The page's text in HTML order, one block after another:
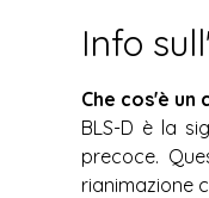
Info
Che cos'è un
BLS-D è la
precoce.
rianimazione